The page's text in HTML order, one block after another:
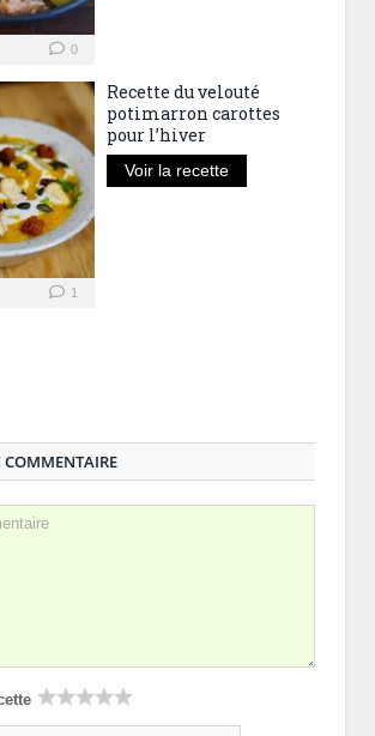
0
1
Recette du velouté
potimarron carottes
pour l’hiver
Voir la recette
COMMENTAIRE